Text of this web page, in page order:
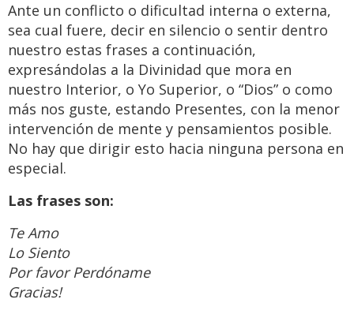
Ante un conflicto o dificultad interna o externa,
sea cual fuere, decir en silencio o sentir dentro
nuestro estas frases a continuación,
expresándolas a la Divinidad que mora en
nuestro Interior, o Yo Superior, o “Dios” o como
más nos guste, estando Presentes, con la menor
intervención de mente y pensamientos posible.
No hay que dirigir esto hacia ninguna persona en
especial.
Las frases son:
Te Amo
Lo Siento
Por favor Perdóname
Gracias!